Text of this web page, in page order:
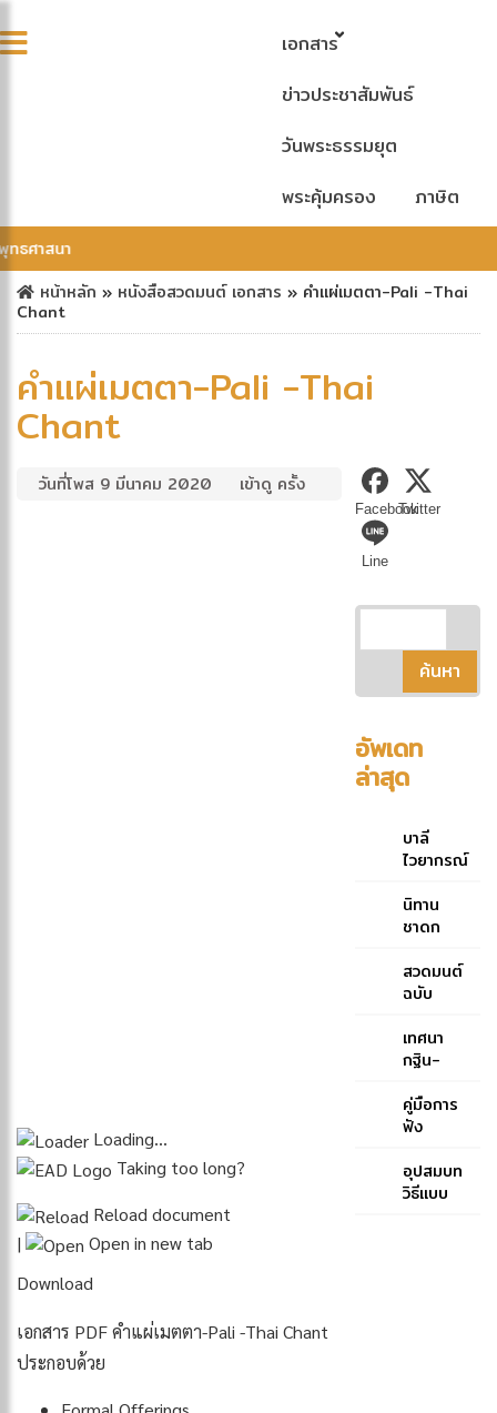
เอกสาร
ข่าวประชาสัมพันธ์
วันพระธรรมยุต
พระคุ้มครอง
ภาษิต
ธศาสนา
หน้าหลัก » หนังสือสวดมนต์ เอกสาร » คำแผ่เมตตา-Pali -Thai
Chant
คำแผ่เมตตา-Pali -Thai
Chant
วันที่โพส 9 มีนาคม 2020 เข้าดู ครั้ง
Loading…
Taking too long?
Reload document
|
Open in new tab
Download
เอกสาร PDF คำแผ่เมตตา-Pali -Thai Chant
ประกอบด้วย
FacebookTwitter
Line
อัพเดท
ล่าสุด
บาลี
ไวยากรณ์
คู่มือ
ประกอบ
ภาษาบาลี
สำหรับ
๑-๒ และ
ป.ธ. ๓
นิทาน
ชาดก
สวดมนต์
ฉบับ
ของ
สมเด็จ
สังฆราช
(ปุสฺส
สมเด็จ
พระ
เทศนา
กฐิน-
พระ
สังฆราช
สังฆ
ปริณายก
คู่มือการ
ฟัง
มนต์
ฉบับภูมิพ
อุปสมบท
วิธีแบบ